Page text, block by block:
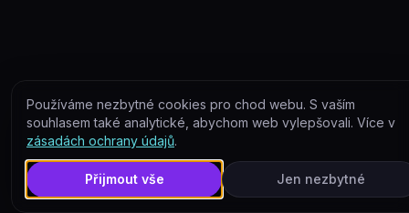
Používáme nezbytné cookies pro chod webu. S vaším
souhlasem také analytické, abychom web vylepšovali. Více v
zásadách ochrany údajů.
Přijmout vše Jen nezbytné